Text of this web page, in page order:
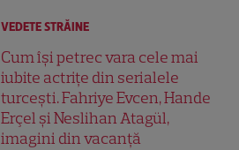
VEDETE STRĂINE
Cum își petrec vara cele mai
iubite actrițe din serialele
turcești. Fahriye Evcen, Hande
Erçel și Neslihan Atagül,
imagini din vacanță